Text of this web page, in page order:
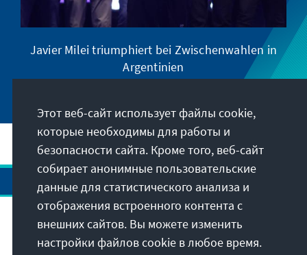
Javier Milei triumphiert bei Zwischenwahlen in
Argentinien
Адрес
Этот веб-сайт использует файлы cookie,
которые необходимы для работы и
безопасности сайта. Кроме того, веб-сайт
собирает анонимные пользовательские
данные для статистического анализа и
отображения встроенного контента с
внешних сайтов. Вы можете изменить
настройки файлов cookie в любое время.